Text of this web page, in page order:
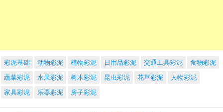
彩泥基础 动物彩泥 植物彩泥 日用品彩泥 交通工具彩泥
食物彩泥
蔬菜彩泥
水果彩泥 树木彩泥 昆虫彩泥 花草彩泥
人物彩泥
家具彩泥
乐器彩泥 房子彩泥